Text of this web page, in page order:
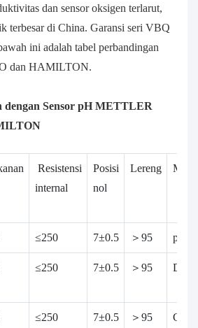
dan sensor oksigen terlarut,
terbesar di China. Garansi seri VBQ
ini adalah tabel perbandingan
dan HAMILTON.
dengan Sensor pH METTLER
Resistensi
internal
Posisi
nol
Lereng
≤250 7±0.5 ＞95
≤250 7±0.5 ＞95
≤250 7±0.5 ＞95